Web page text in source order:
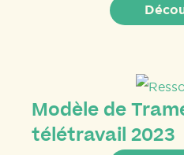
Modèle de
télétravail 2023